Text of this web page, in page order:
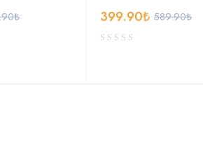
₺ 589.90₺
399.90₺